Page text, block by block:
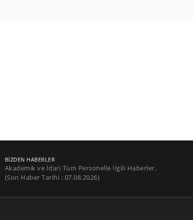
BIZDEN HABERLER
Akademik ve İdari Tüm Personelle İlgili Haberler.
(Son Haber Tarihi : 07.08.2026)